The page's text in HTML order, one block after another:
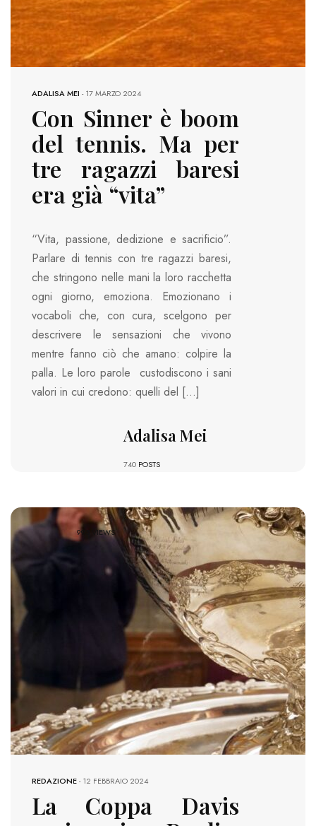
ADALISA MEI -17 MARZO 2024
Con Sinner è boom
del tennis. Ma per
tre ragazzi baresi
era già “vita”
“Vita, passione, dedizione e sacrificio”.
Parlare di tennis con tre ragazzi baresi,
che stringono nelle mani la loro racchetta
ogni giorno, emoziona. Emozionano i
vocaboli che, con cura, scelgono per
descrivere le sensazioni che vivono
mentre fanno ciò che amano: colpire la
palla. Le loro parole custodiscono i sani
valori in cui credono: quelli del […]
Adalisa Mei
740 POSTS
995 VIEWS
REDAZIONE-12 FEBBRAIO 2024
La Coppa Davis